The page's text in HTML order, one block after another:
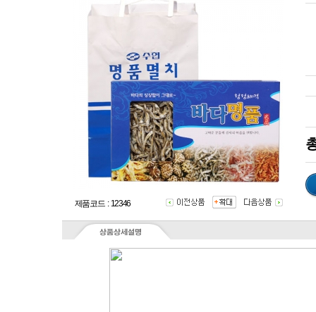
제품코드 : 12346